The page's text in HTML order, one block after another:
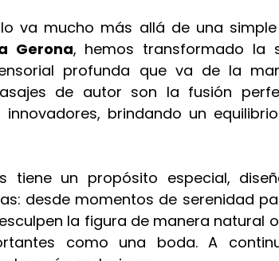
de jengibre masaje corporal de jengibre
cheque de regalo El regalo
va mucho más allá de una
Gerona, hemos transformado la
profunda que va de la
de autor son la fusión
brindando un
tiene un propósito especial,
desde momentos de serenidad
la figura de manera natural
como una boda. A